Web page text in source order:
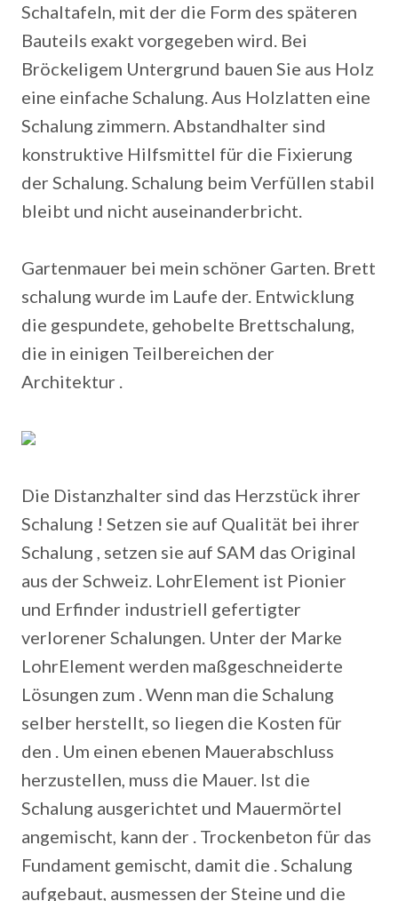
Schaltafeln, mit der die Form des späteren
Bauteils exakt vorgegeben wird. Bei
Bröckeligem Untergrund bauen Sie aus Holz
eine einfache Schalung. Aus Holzlatten eine
Schalung zimmern. Abstandhalter sind
konstruktive Hilfsmittel für die Fixierung
der Schalung. Schalung beim Verfüllen stabil
bleibt und nicht auseinanderbricht.
Gartenmauer bei mein schöner Garten. Brett
schalung wurde im Laufe der. Entwicklung
die gespundete, gehobelte Brettschalung,
die in einigen Teilbereichen der
Architektur .
Die Distanzhalter sind das Herzstück ihrer
Schalung ! Setzen sie auf Qualität bei ihrer
Schalung , setzen sie auf SAM das Original
aus der Schweiz. LohrElement ist Pionier
und Erfinder industriell gefertigter
verlorener Schalungen. Unter der Marke
LohrElement werden maßgeschneiderte
Lösungen zum . Wenn man die Schalung
selber herstellt, so liegen die Kosten für
den . Um einen ebenen Mauerabschluss
herzustellen, muss die Mauer. Ist die
Schalung ausgerichtet und Mauermörtel
angemischt, kann der . Trockenbeton für das
Fundament gemischt, damit die . Schalung
aufgebaut, ausmessen der Steine und die